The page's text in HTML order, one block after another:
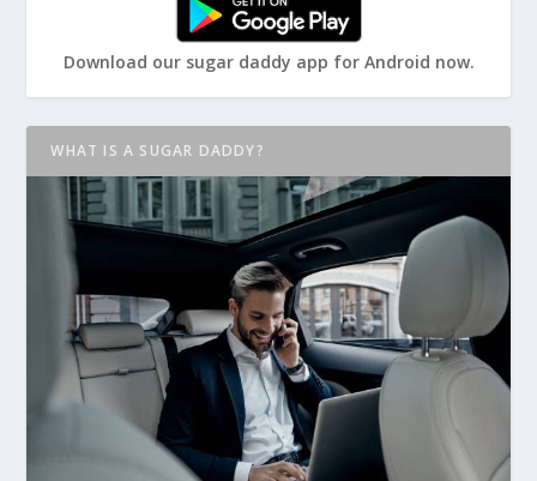
Download our sugar daddy app for Android now.
WHAT IS A SUGAR DADDY?